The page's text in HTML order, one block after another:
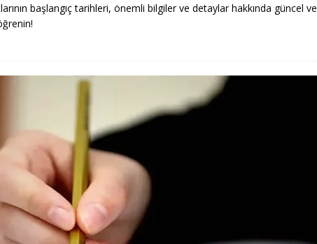
başlangıç tarihleri, önemli bilgiler ve detaylar hakkında güncel ve